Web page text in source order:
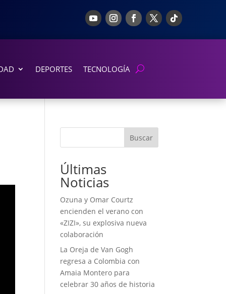
DEPORTES TECNOLOGÍA
Buscar
Últimas
Noticias
Ozuna y Omar Courtz
encienden el verano con
«ZIZI», su explosiva nueva
colaboración
La Oreja de Van Gogh
regresa a Colombia con
Amaia Montero para
celebrar 30 años de historia